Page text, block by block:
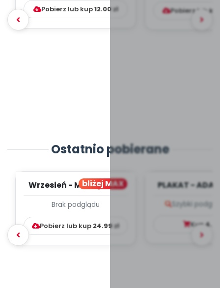
Pobierz lub kup12.00zł Pobierz lub
Ostatnio pobierane
bliżej MAX
Wrzesień - MIESIĘCZNY
WYCHOWAWCZO –
DYDAKTYC...
Brak podglądu
Pobierz lub kup 24.99zł
PLAKAT -
Szybki
Kup